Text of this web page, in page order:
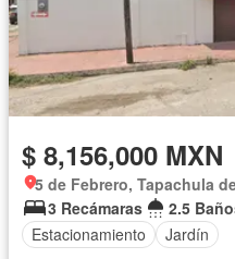
$ 8,156,000 MXN
5 de Febrero, Tapachula
3 Recámaras
2.5
Estacionamiento
Jardín